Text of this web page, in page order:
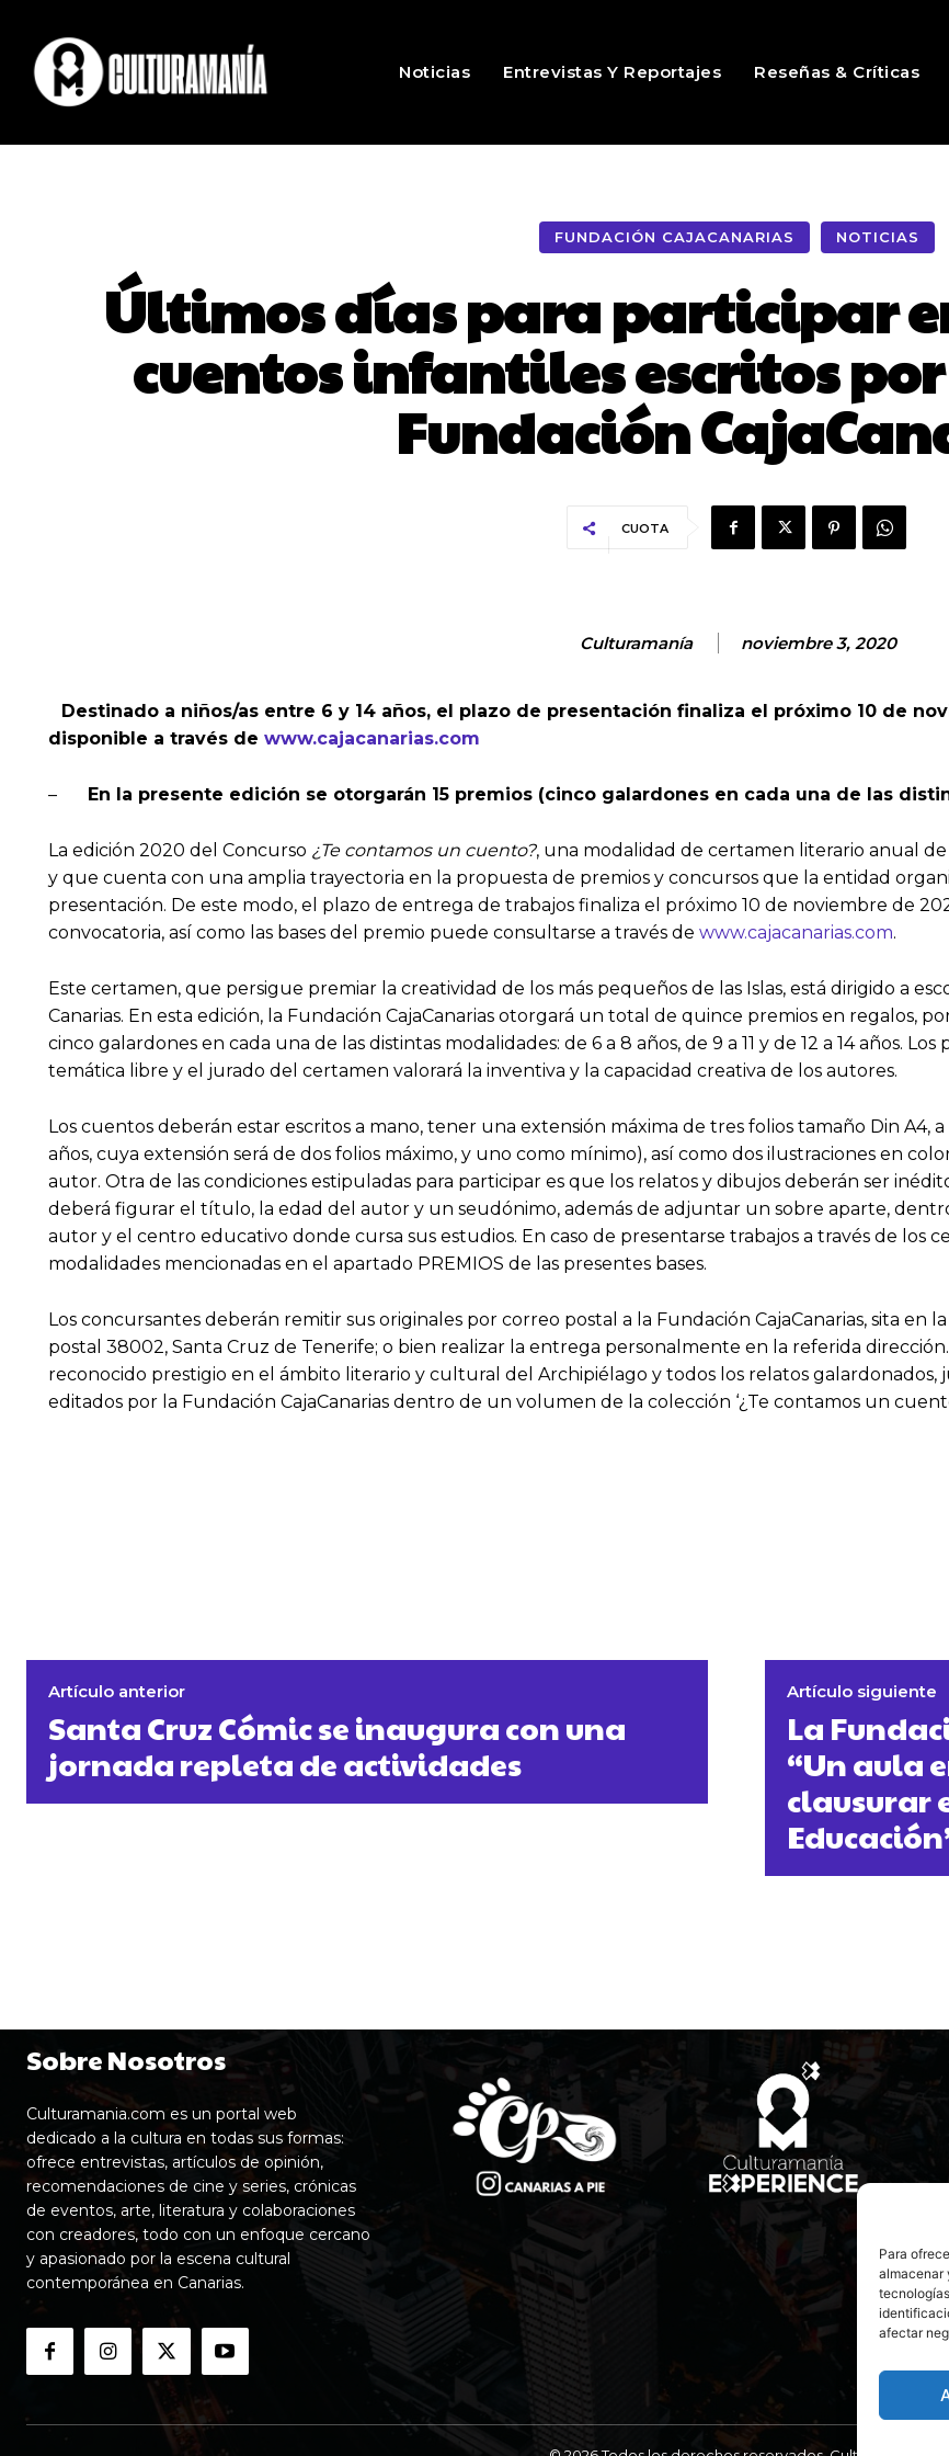
Para
almacenar
afectar
Noticias Entrevistas Y Reportajes Reseñas & Críticas
FUNDACIÓN CAJACANARIAS NOTICIAS
Últimos días para participar
cuentos infantiles escritos
Fundación
CUOTA
Culturamanía noviembre 3, 2020
Destinado a niños/as entre 6 y 14 años, el plazo de presentación finaliza el próximo 10 de
disponible a través de www.cajacanarias.com
– En la presente edición se otorgarán 15 premios (cinco galardones en cada una de las
La edición 2020 del Concurso ¿Te contamos un cuento?, una modalidad de certamen literario anual
y que cuenta con una amplia trayectoria en la propuesta de premios y concursos que la entidad
presentación. De este modo, el plazo de entrega de trabajos finaliza el próximo 10 de noviembre de
convocatoria, así como las bases del premio puede consultarse a través de www.cajacanarias.com.
Este certamen, que persigue premiar la creatividad de los más pequeños de las Islas, está dirigido a
Canarias. En esta edición, la Fundación CajaCanarias otorgará un total de quince premios en regalos,
cinco galardones en cada una de las distintas modalidades: de 6 a 8 años, de 9 a 11 y de 12 a 14 años.
temática libre y el jurado del certamen valorará la inventiva y la capacidad creativa de los autores.
Los cuentos deberán estar escritos a mano, tener una extensión máxima de tres folios tamaño Din A4,
años, cuya extensión será de dos folios máximo, y uno como mínimo), así como dos ilustraciones en
autor. Otra de las condiciones estipuladas para participar es que los relatos y dibujos deberán ser
deberá figurar el título, la edad del autor y un seudónimo, además de adjuntar un sobre aparte,
autor y el centro educativo donde cursa sus estudios. En caso de presentarse trabajos a través de los
modalidades mencionadas en el apartado PREMIOS de las presentes bases.
Los concursantes deberán remitir sus originales por correo postal a la Fundación CajaCanarias, sita en
postal 38002, Santa Cruz de Tenerife; o bien realizar la entrega personalmente en la referida
reconocido prestigio en el ámbito literario y cultural del Archipiélago y todos los relatos galardonados,
editados por la Fundación CajaCanarias dentro de un volumen de la colección ‘¿Te contamos un
Artículo anterior
Santa Cruz Cómic se inaugura con una
jornada repleta de actividades
Artículo siguiente
La
“Un aula
clausurar
Sobre Nosotros
Culturamania.com es un portal web
dedicado a la cultura en todas sus formas:
ofrece entrevistas, artículos de opinión,
recomendaciones de cine y series, crónicas
de eventos, arte, literatura y colaboraciones
con creadores, todo con un enfoque cercano
y apasionado por la escena cultural
contemporánea en Canarias.